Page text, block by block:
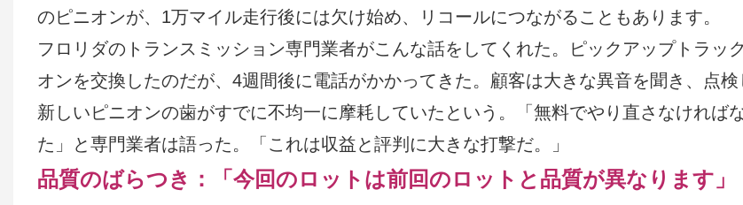
のピニオンが、1万マイル走行後には欠け始め、リコールにつながることもあります。
フロリダのトランスミッション専門業者がこんな話をしてくれた。ピックアップトラッ
オンを交換したのだが、4週間後に電話がかかってきた。顧客は大きな異音を聞き、点検
新しいピニオンの歯がすでに不均一に摩耗していたという。「無料でやり直さなければ
た」と専門業者は語った。「これは収益と評判に大きな打撃だ。」
品質のばらつき：「今回のロットは前回のロットと品質が異なります」